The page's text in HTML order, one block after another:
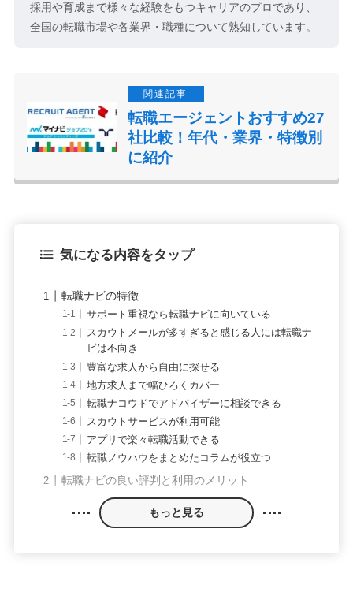
採用や育成まで様々な経験をもつキャリアのプロであり、
全国の転職市場や各業界・職種について熟知しています。
転職エージェントおすすめ27
社比較！年代・業界・特徴別
に紹介
気になる内容をタップ
転職ナビの特徴
サポート重視なら転職ナビに向いている
スカウトメールが多すぎると感じる人には転職ナ
ビは不向き
豊富な求人から自由に探せる
地方求人まで幅ひろくカバー
転職ナコウドでアドバイザーに相談できる
スカウトサービスが利用可能
アプリで楽々転職活動できる
転職ノウハウをまとめたコラムが役立つ
転職ナビの良い評判と利用のメリット
もっと見る